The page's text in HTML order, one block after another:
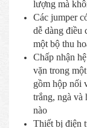
lượng mà
Các jumper
dễ dàng điều
một bộ thu
Chấp nhận
vặn trong
gồm hộp nối
trắng, ngà và
nào
Thiết bị điện